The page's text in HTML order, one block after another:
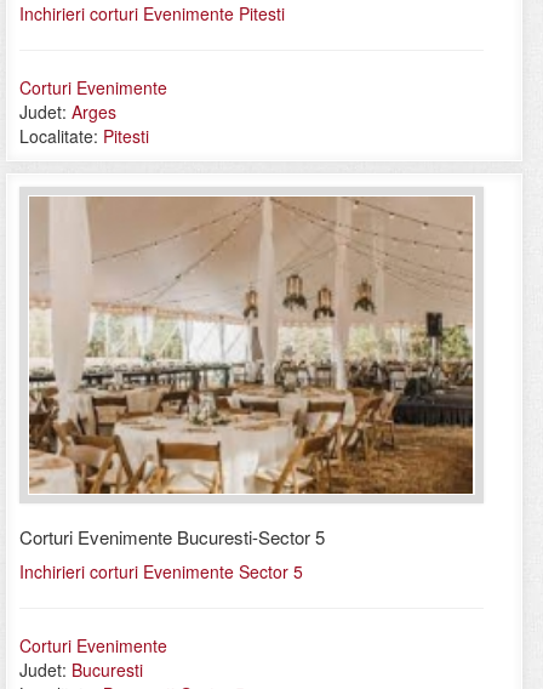
Inchirieri corturi Evenimente Pitesti
Corturi Evenimente
Judet: Arges
Localitate: Pitesti
Corturi Evenimente Bucuresti-Sector 5
Inchirieri corturi Evenimente Sector 5
Corturi Evenimente
Judet: Bucuresti